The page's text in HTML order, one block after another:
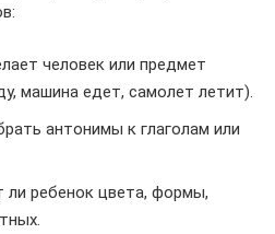
человек или предмет
машина едет, самолет летит).
антонимы к глаголам или
ли ребенок цвета, формы,